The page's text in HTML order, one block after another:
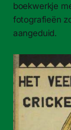
boekwerkje
fotografieën
aangeduid.